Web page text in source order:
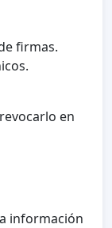
firmas.
en
información